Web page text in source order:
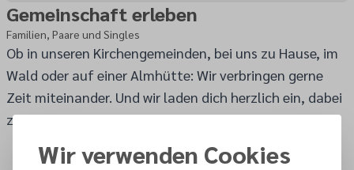
Gemeinschaft erleben
Familien, Paare und Singles
Ob in unseren Kirchengemeinden, bei uns zu Hause, im
Wald oder auf einer Almhütte: Wir verbringen gerne
Zeit miteinander. Und wir laden dich herzlich ein, dabei
zu sein!
Wir verwenden Cookies